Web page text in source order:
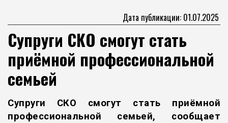
Законопослушный гражданин
Дата публикации: 01.07.2025
Супруги СКО смогут стать
приёмной профессиональной
семьей
Супруги СКО смогут стать приёмной
профессиональной семьей, сообщает